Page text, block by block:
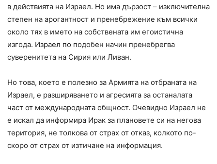
в действията на Израел. Но има дързост – изключителна
степен на арогантност и пренебрежение към всички
около тях в името на собствената им егоистична
изгода. Израел по подобен начин пренебрегва
суверенитета на Сирия или Ливан.
Но това, което е полезно за Армията на отбраната на
Израел, е разширяването и агресията за останалата
част от международната общност. Очевидно Израел не
е искал да информира Ирак за плановете си на негова
територия, не толкова от страх от отказ, колкото по-
скоро от страх от изтичане на информация.